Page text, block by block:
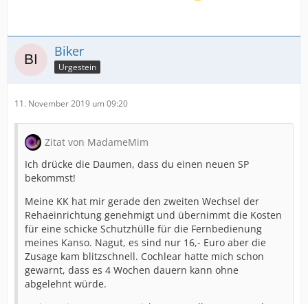
Biker
Urgestein
11. November 2019 um 09:20
Zitat von MadameMim
Ich drücke die Daumen, dass du einen neuen SP
bekommst!
Meine KK hat mir gerade den zweiten Wechsel der
Rehaeinrichtung genehmigt und übernimmt die Kosten
für eine schicke Schutzhülle für die Fernbedienung
meines Kanso. Nagut, es sind nur 16,- Euro aber die
Zusage kam blitzschnell. Cochlear hatte mich schon
gewarnt, dass es 4 Wochen dauern kann ohne
abgelehnt würde.